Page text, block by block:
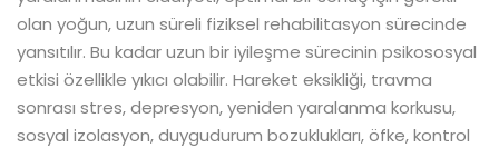
olan yoğun, uzun süreli fiziksel rehabilitasyon sürecinde
yansıtılır. Bu kadar uzun bir iyileşme sürecinin psikososyal
etkisi özellikle yıkıcı olabilir. Hareket eksikliği, travma
sonrası stres, depresyon, yeniden yaralanma korkusu,
sosyal izolasyon, duygudurum bozuklukları, öfke, kontrol